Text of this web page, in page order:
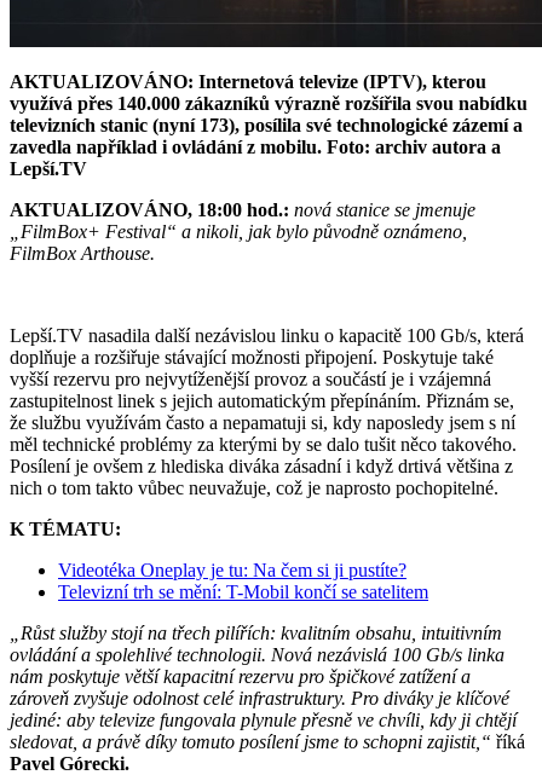
AKTUALIZOVÁNO: Internetová televize (IPTV), kterou
využívá přes 140.000 zákazníků výrazně rozšířila svou nabídku
televizních stanic (nyní 173), posílila své technologické zázemí a
zavedla například i ovládání z mobilu. Foto: archiv autora a
Lepší.TV
AKTUALIZOVÁNO, 18:00 hod.: nová stanice se jmenuje
„FilmBox+ Festival“ a nikoli, jak bylo původně oznámeno,
FilmBox Arthouse.
Lepší.TV nasadila další nezávislou linku o kapacitě 100 Gb/s, která
doplňuje a rozšiřuje stávající možnosti připojení. Poskytuje také
vyšší rezervu pro nejvytíženější provoz a součástí je i vzájemná
zastupitelnost linek s jejich automatickým přepínáním. Přiznám se,
že službu využívám často a nepamatuji si, kdy naposledy jsem s ní
měl technické problémy za kterými by se dalo tušit něco takového.
Posílení je ovšem z hlediska diváka zásadní i když drtivá většina z
nich o tom takto vůbec neuvažuje, což je naprosto pochopitelné.
K TÉMATU:
Videotéka Oneplay je tu: Na čem si ji pustíte?
Televizní trh se mění: T-Mobil končí se satelitem
„Růst služby stojí na třech pilířích: kvalitním obsahu, intuitivním
ovládání a spolehlivé technologii. Nová nezávislá 100 Gb/s linka
nám poskytuje větší kapacitní rezervu pro špičkové zatížení a
zároveň zvyšuje odolnost celé infrastruktury. Pro diváky je klíčové
jediné: aby televize fungovala plynule přesně ve chvíli, kdy ji chtějí
sledovat, a právě díky tomuto posílení jsme to schopni zajistit,“ říká
Pavel Górecki.